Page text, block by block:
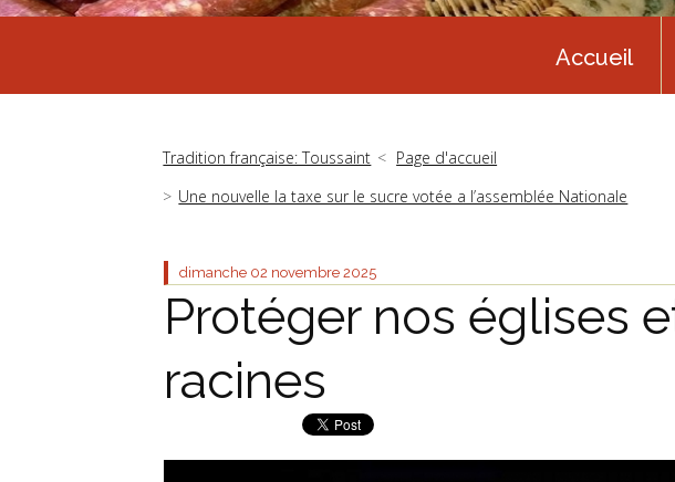
Accueil
Tradition française: Toussaint
Page d'accueil
Une nouvelle la taxe sur le sucre votée a l’assemblée Nationale
dimanche 02 novembre 2025
Protéger nos églises
racines